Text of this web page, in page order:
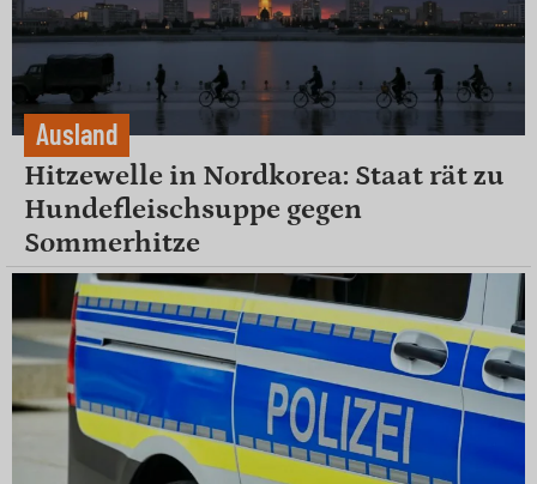
Ausland
Hitzewelle in Nordkorea: Staat rät zu
Hundefleischsuppe gegen
Sommerhitze